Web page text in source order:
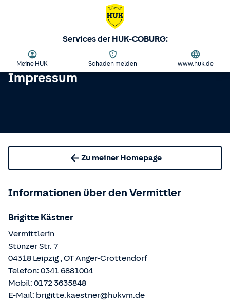
Services der HUK-COBURG:
Meine HUK Schaden melden www.huk.de
Impressum
Zu meiner Homepage
Informationen über den Vermittler
Brigitte Kästner
Vermittlerin
Stünzer Str. 7
04318 Leipzig , OTAnger-Crottendorf
Telefon: 0341 6881004
Mobil: 0172 3635848
E-Mail: brigitte.kaestner@hukvm.de